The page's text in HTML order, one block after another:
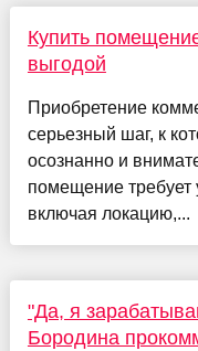
Купить
выгодой
Приобретение
серьезный шаг, к
осознанно и
помещение требует
включая локацию,...
"Да, я
Бородина